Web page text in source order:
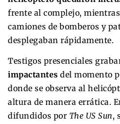
frente al complejo,
camiones de bomberos y
desplegaban rápidamente.
Testigos presenciales
impactantes del momento
donde se observa al
altura de manera errática.
difundidos por The US Sun,